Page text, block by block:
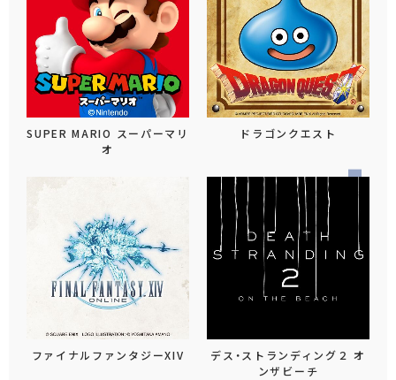
SUPER MARIO スーパーマリ
オ
ドラゴンクエスト
ファイナルファンタジーXIV
デス・ストランディング２ オ
ンザビーチ